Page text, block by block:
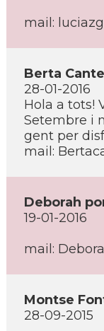
mail:
Berta
28-01-2016
Hola a tots!
Setembre i
gent per
mail:
Deborah
19-01-2016
mail:
Montse
28-09-2015